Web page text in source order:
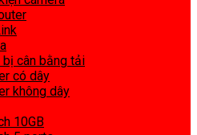
bị cân bằng tải
có dây
không dây
10GB